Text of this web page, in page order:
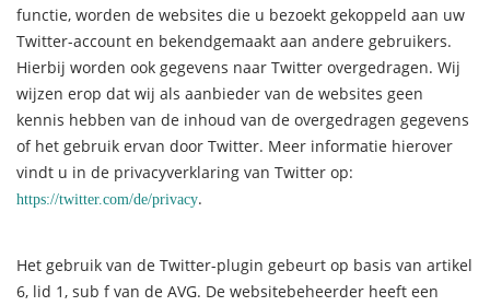
functie, worden de websites die u bezoekt gekoppeld aan uw
Twitter-account en bekendgemaakt aan andere gebruikers.
Hierbij worden ook gegevens naar Twitter overgedragen. Wij
wijzen erop dat wij als aanbieder van de websites geen
kennis hebben van de inhoud van de overgedragen gegevens
of het gebruik ervan door Twitter. Meer informatie hierover
vindt u in de privacyverklaring van Twitter op:
https://twitter.com/de/privacy.
Het gebruik van de Twitter-plugin gebeurt op basis van artikel
6, lid 1, sub f van de AVG. De websitebeheerder heeft een